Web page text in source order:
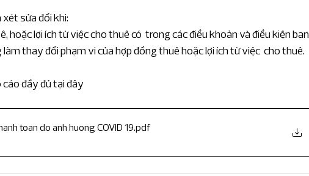
và xây dựng
bền vững sự kiện
sửa đổi khi:
hoặc lợi ích từ việc cho thuê có  trong các điều khoản và điều kiện ban
thay đổi phạm vi của hợp đồng thuê hoặc lợi ích từ việc  cho thuê.
đầy đủ tại đây
toan do anh huong COVID 19.pdf